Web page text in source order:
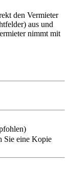
den Vermieter
aus und
nimmt mit
Sie eine Kopie